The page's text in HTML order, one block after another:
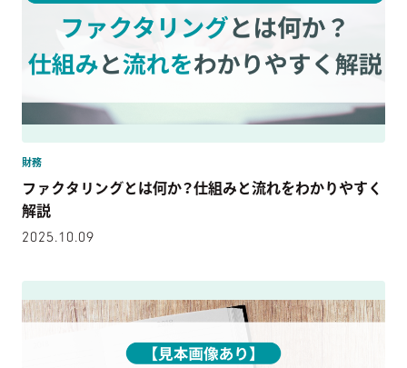
財務
ファクタリングとは何か？仕組みと流れをわかりやすく
解説
2025.10.09